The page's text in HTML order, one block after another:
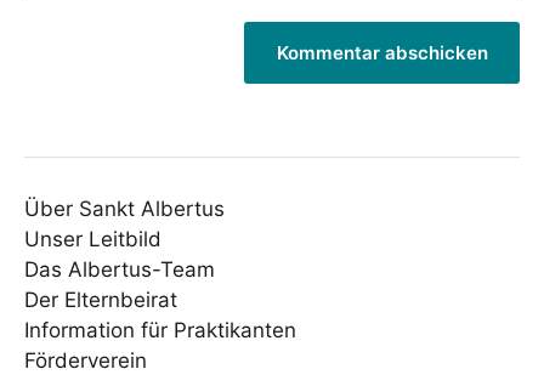
Über Sankt Albertus
Unser Leitbild
Das Albertus-Team
Der Elternbeirat
Information für Praktikanten
Förderverein